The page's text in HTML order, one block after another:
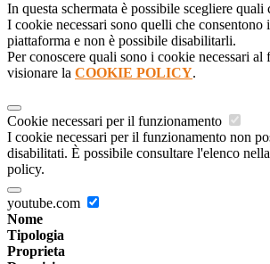
In questa schermata è possibile scegliere quali
I cookie necessari sono quelli che consentono
piattaforma e non è possibile disabilitarli.
Per conoscere quali sono i cookie necessari al
visionare la COOKIE POLICY.
Cookie necessari per il funzionamento
I cookie necessari per il funzionamento non
disabilitati. È possibile consultare l'elenco
policy.
youtube.com
Nome
Tipologia
Proprieta